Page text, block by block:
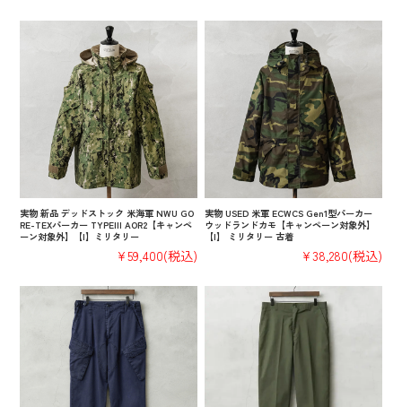
実物 新品 デッドストック 米海軍 NWU GO
RE-TEXパーカー TYPEIII AOR2【キャンペ
ーン対象外】【I】ミリタリー
¥59,400(税込)
実物 USED 米軍 ECWCS Gen1型パーカー
ウッドランドカモ【キャンペーン対象外】
【I】 ミリタリー 古着
¥38,280(税込)